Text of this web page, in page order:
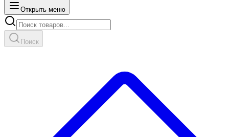
Открыть меню
Поиск